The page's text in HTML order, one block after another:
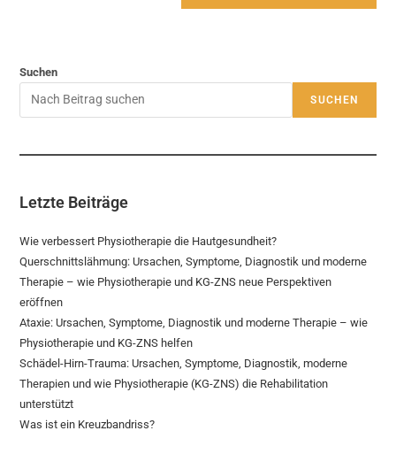
Suchen
SUCHEN
Letzte Beiträge
Wie verbessert Physiotherapie die Hautgesundheit?
Querschnittslähmung: Ursachen, Symptome, Diagnostik und moderne
Therapie – wie Physiotherapie und KG-ZNS neue Perspektiven
eröffnen
Ataxie: Ursachen, Symptome, Diagnostik und moderne Therapie – wie
Physiotherapie und KG-ZNS helfen
Schädel-Hirn-Trauma: Ursachen, Symptome, Diagnostik, moderne
Therapien und wie Physiotherapie (KG-ZNS) die Rehabilitation
unterstützt
Was ist ein Kreuzbandriss?